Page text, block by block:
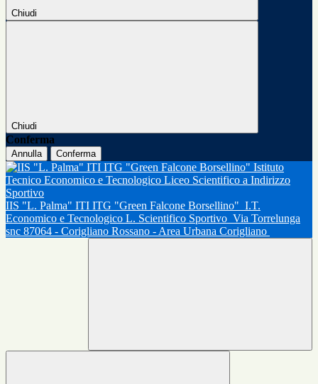
Chiudi
Chiudi
Conferma
Annulla Conferma
IIS "L. Palma" ITI ITG "Green Falcone Borsellino" I.T.
Economico e Tecnologico L. Scientifico Sportivo Via Torrelunga
snc 87064 - Corigliano Rossano - Area Urbana Corigliano